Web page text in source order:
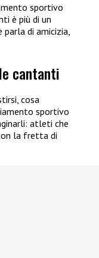
sportivo
è più di un
di amicizia,
cantanti
cosa
sportivo
atleti che
la fretta di